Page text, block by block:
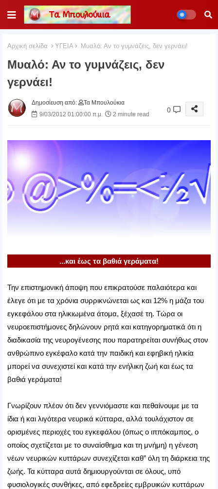
Αρχική σελίδα ΥΓΕΙΑ Mυαλό: Αν το γυμνάζεις, δεν γερνάει!
Mυαλό: Αν το γυμνάζεις, δεν
γερνάει!
Δημοσίευση από:
Τα Μπουλούκια
9/03/2012 01:00:00 π.μ.
2 minute read
0
...και έως τα βαθιά γεράματα!
Την επιστημονική άποψη που επικρατούσε παλαιότερα και
έλεγε ότι με τα χρόνια συρρικνώνεται ως και 12% η μάζα του
εγκεφάλου στα ηλικιωμένα άτομα, ξέχασέ τη. Τώρα οι
νευροεπιστήμονες δηλώνουν ρητά και κατηγορηματικά ότι η
διαδικασία της νευρογένεσης που παρατηρείται συνήθως στον
ανθρώπινο εγκέφαλο κατά την παιδική και εφηβική ηλικία
μπορεί να συνεχιστεί και κατά την ενήλικη ζωή και έως τα
βαθιά γεράματα!
Γνωρίζουν πλέον ότι δεν γεννιόμαστε και πεθαίνουμε με τα
ίδια ή και λιγότερα νευρικά κύτταρα, αλλά τουλάχιστον σε
ορισμένες περιοχές του εγκεφάλου (όπως ο ιππόκαμπος, ο
οποίος σχετίζεται με το συναίσθημα και τη μνήμη) η γένεση
νέων νευρικών κυττάρων συνεχίζεται καθ” όλη τη διάρκεια της
ζωής. Τα κύτταρα αυτά δημιουργούνται σε όλους, υπό
φυσιολογικές συνθήκες, από εφεδρείες εμβρυικών κυττάρων